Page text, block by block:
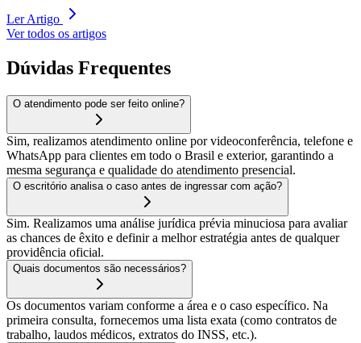
Ler Artigo
Ver todos os artigos
Dúvidas Frequentes
O atendimento pode ser feito online?
Sim, realizamos atendimento online por videoconferência, telefone e
WhatsApp para clientes em todo o Brasil e exterior, garantindo a
mesma segurança e qualidade do atendimento presencial.
O escritório analisa o caso antes de ingressar com ação?
Sim. Realizamos uma análise jurídica prévia minuciosa para avaliar
as chances de êxito e definir a melhor estratégia antes de qualquer
providência oficial.
Quais documentos são necessários?
Os documentos variam conforme a área e o caso específico. Na
primeira consulta, fornecemos uma lista exata (como contratos de
trabalho, laudos médicos, extratos do INSS, etc.).